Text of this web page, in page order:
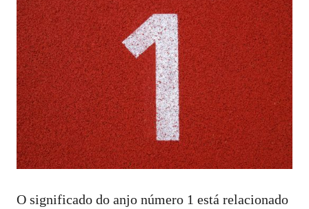
O significado do anjo número 1 está relacionado